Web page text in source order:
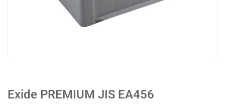
Exide PREMIUM JIS EA456